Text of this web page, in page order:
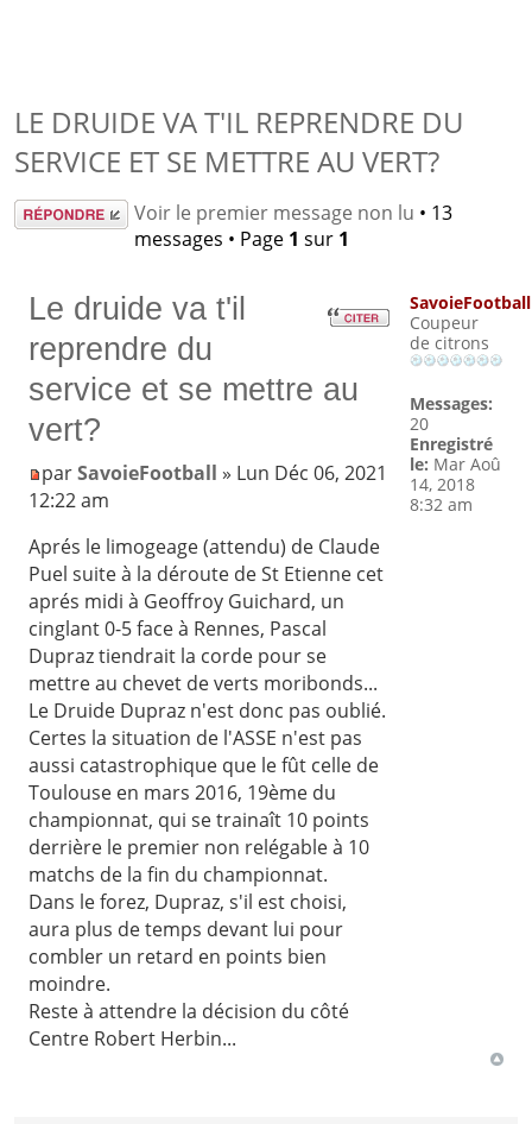
LE DRUIDE VA T'IL REPRENDRE DU
SERVICE ET SE METTRE AU VERT?
Répondre Voir le premier message non lu • 13
messages • Page 1 sur 1
Le druide va t'il
reprendre du
service et se mettre au
vert?
parSavoieFootball » Lun Déc 06, 2021
12:22 am
Aprés le limogeage (attendu) de Claude
Puel suite à la déroute de St Etienne cet
aprés midi à Geoffroy Guichard, un
cinglant 0-5 face à Rennes, Pascal
Dupraz tiendrait la corde pour se
mettre au chevet de verts moribonds...
Le Druide Dupraz n'est donc pas oublié.
Certes la situation de l'ASSE n'est pas
aussi catastrophique que le fût celle de
Toulouse en mars 2016, 19ème du
championnat, qui se trainaît 10 points
derrière le premier non relégable à 10
matchs de la fin du championnat.
Dans le forez, Dupraz, s'il est choisi,
aura plus de temps devant lui pour
combler un retard en points bien
moindre.
Reste à attendre la décision du côté
Centre Robert Herbin...
SavoieFootball
Coupeur
de citrons
Messages:
20
Enregistré
le: Mar Aoû
14, 2018
8:32 am